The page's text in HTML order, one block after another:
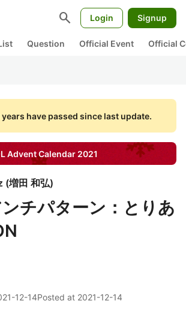
search Login Signup
Question Official Event Official
have passed since last update.
Advent Calendar 2021
(増田 和弘)
チパターン：とりあ
12-14Posted at 2021-12-14